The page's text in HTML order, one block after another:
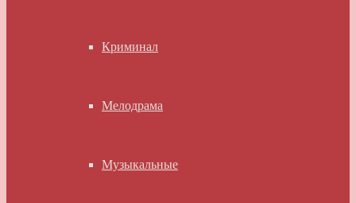
Криминал
Мелодрама
Музыкальные